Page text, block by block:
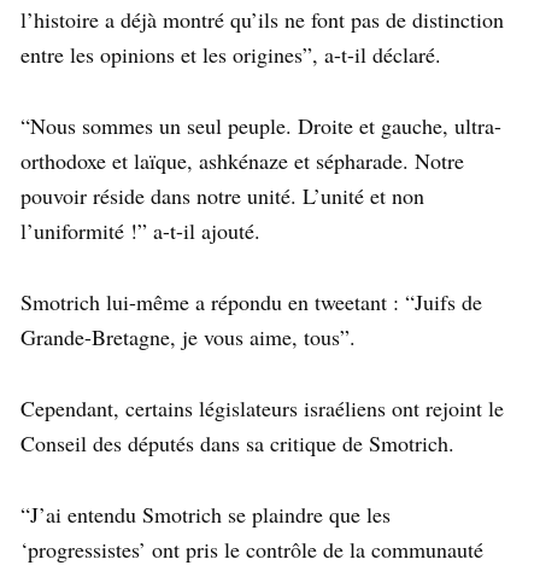
l’histoire a déjà montré qu’ils ne font pas de distinction
entre les opinions et les origines”, a-t-il déclaré.
“Nous sommes un seul peuple. Droite et gauche, ultra-
orthodoxe et laïque, ashkénaze et sépharade. Notre
pouvoir réside dans notre unité. L’unité et non
l’uniformité !” a-t-il ajouté.
Smotrich lui-même a répondu en tweetant : “Juifs de
Grande-Bretagne, je vous aime, tous”.
Cependant, certains législateurs israéliens ont rejoint le
Conseil des députés dans sa critique de Smotrich.
“J’ai entendu Smotrich se plaindre que les
‘progressistes’ ont pris le contrôle de la communauté